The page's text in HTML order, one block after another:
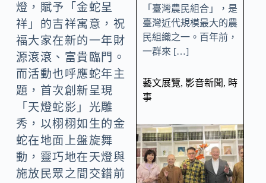
燈，賦予「金蛇呈
祥」的吉祥寓意，祝
福大家在新的一年財
源滾滾、富貴臨門。
而活動也呼應蛇年主
題，首次創新呈現
「天燈蛇影」光雕
秀，以栩栩如生的金
蛇在地面上盤旋舞
動，靈巧地在天燈與
施放民眾之間交錯前
「臺灣農民組合」，是
臺灣近代規模最大的農
民組織之一。百年前，
一群來 […]
藝文展覽, 影音新聞, 時
事